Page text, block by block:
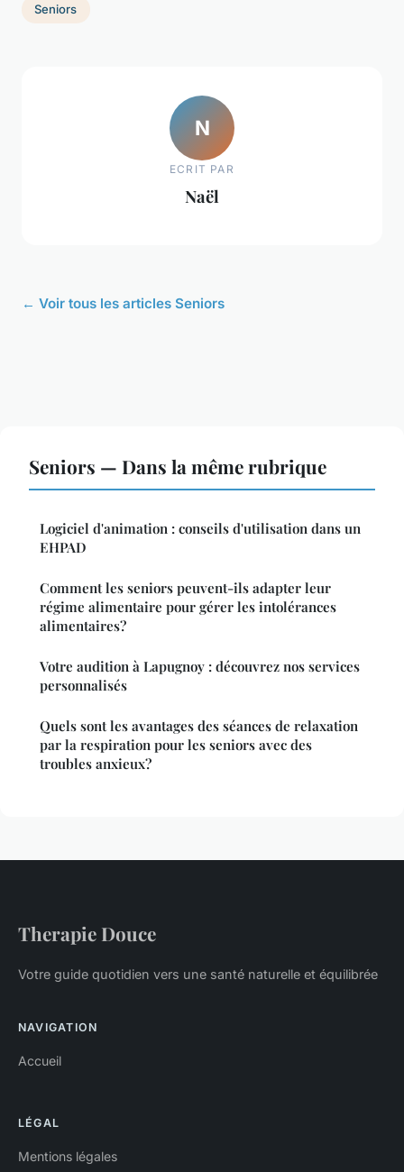
Seniors
N
ECRIT PAR
Naël
← Voir tous les articles Seniors
Seniors — Dans la même rubrique
Logiciel d'animation : conseils d'utilisation dans un
EHPAD
Comment les seniors peuvent-ils adapter leur
régime alimentaire pour gérer les intolérances
alimentaires?
Votre audition à Lapugnoy : découvrez nos services
personnalisés
Quels sont les avantages des séances de relaxation
par la respiration pour les seniors avec des
troubles anxieux?
Therapie Douce
Votre guide quotidien vers une santé naturelle et équilibrée
NAVIGATION
Accueil
LÉGAL
Mentions légales